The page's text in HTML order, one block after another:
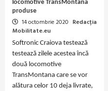
locomotive TransMontana
produse
14 octombrie 2020 Redacția
Mobilitate.eu
Softronic Craiova testează
testează zilele acestea încă
două locomotive
TransMontana care se vor
alătura celor 10 deja livrate,